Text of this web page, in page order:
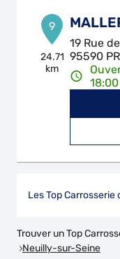
9
24.71
km
19 Rue
95590
18:00
Les Top
Trouver un Top
Neuilly-sur-Seine